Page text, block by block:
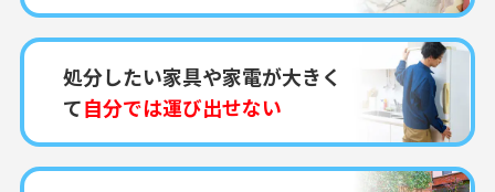
処分したい家具や家電が大きく
て自分では運び出せない